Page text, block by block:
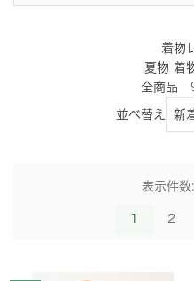
着物
夏物 着
全商品
並べ替え
表示件数:
2